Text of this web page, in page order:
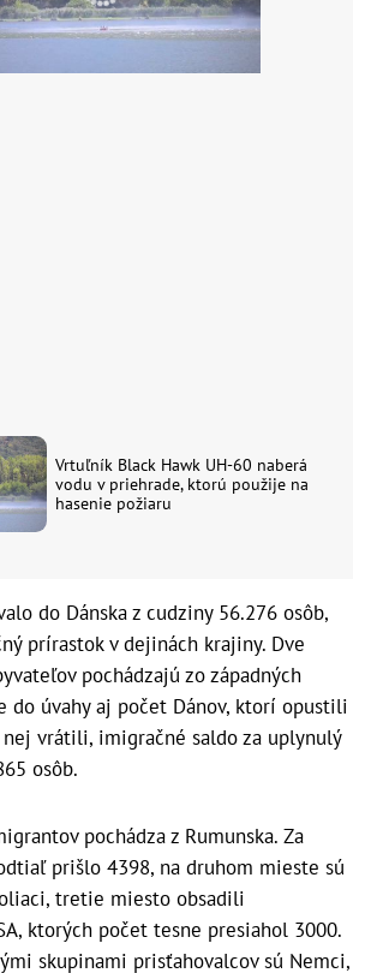
Vrtuľník Black Hawk UH-60 naberá
vodu v priehrade, ktorú použije na
hasenie požiaru
do Dánska z cudziny 56.276 osôb,
prírastok v dejinách krajiny. Dve
pochádzajú zo západných
do úvahy aj počet Dánov, ktorí opustili
vrátili, imigračné saldo za uplynulý
osôb.
pochádza z Rumunska. Za
prišlo 4398, na druhom mieste sú
tretie miesto obsadili
ktorých počet tesne presiahol 3000.
skupinami prisťahovalcov sú Nemci,